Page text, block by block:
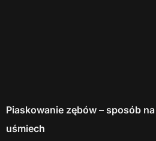
Piaskowanie zębów – sposób
uśmiech